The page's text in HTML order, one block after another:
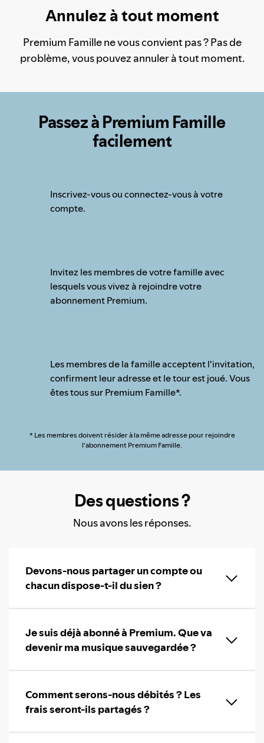
Annulez à tout moment
Premium Famille ne vous convient pas ? Pas de
problème, vous pouvez annuler à tout moment.
Passez à Premium Famille
facilement
Inscrivez-vous ou connectez-vous à votre
compte.
Invitez les membres de votre famille avec
lesquels vous vivez à rejoindre votre
abonnement Premium.
Les membres de la famille acceptent l'invitation,
confirment leur adresse et le tour est joué. Vous
êtes tous sur Premium Famille*.
* Les membres doivent résider à la même adresse pour rejoindre
l'abonnement Premium Famille.
Des questions ?
Nous avons les réponses.
Devons-nous partager un compte ou
chacun dispose-t-il du sien ?
Je suis déjà abonné à Premium. Que va
devenir ma musique sauvegardée ?
Comment serons-nous débités ? Les
frais seront-ils partagés ?